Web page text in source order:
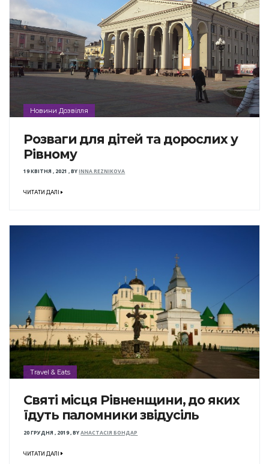
Новини Дозвілля
Розваги для дітей та дорослих у
Рівному
19 КВІТНЯ , 2021 ,BYINNA REZNIKOVA
ЧИТАТИ ДАЛІ
Travel & Eats
Святі місця Рівненщини, до яких
їдуть паломники звідусіль
20 ГРУДНЯ , 2019,BYАНАСТАСІЯ БОНДАР
ЧИТАТИ ДАЛІ